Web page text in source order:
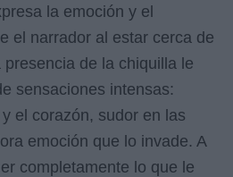
la emoción y el
el narrador al estar cerca de
de la chiquilla le
sensaciones intensas:
el corazón, sudor en las
emoción que lo invade. A
completamente lo que le